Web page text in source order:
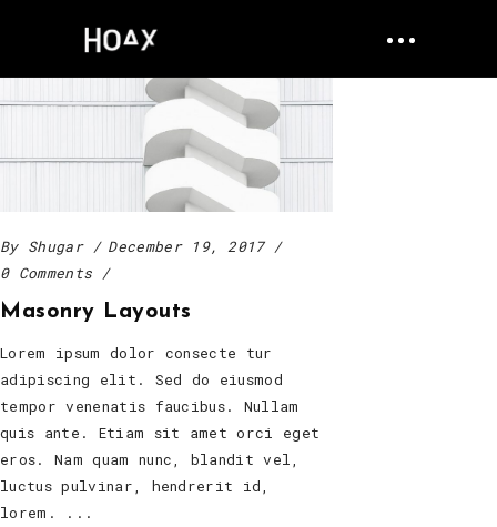
By Shugar
December 19, 2017
0 Comments
Masonry Layouts
Lorem ipsum dolor consecte tur
adipiscing elit. Sed do eiusmod
tempor venenatis faucibus. Nullam
quis ante. Etiam sit amet orci eget
eros. Nam quam nunc, blandit vel,
luctus pulvinar, hendrerit id,
lorem.